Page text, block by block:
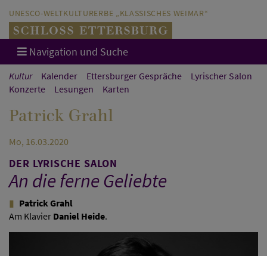
UNESCO-WELTKULTURERBE „KLASSISCHES WEIMAR“
Navigation und Suche
Kultur Kalender Ettersburger Gespräche
Lyrischer Salon
Konzerte
Lesungen Karten
Patrick Grahl
Mo, 16.03.2020
DER LYRISCHE SALON
An die ferne Geliebte
Patrick Grahl
Am Klavier Daniel Heide.